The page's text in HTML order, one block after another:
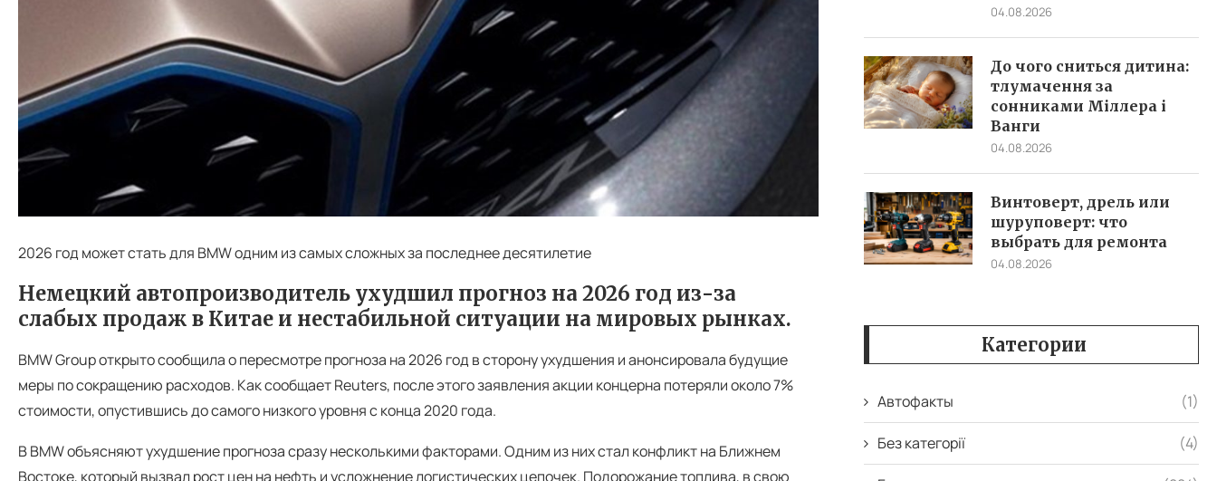
2026 год может стать для BMW одним из самых сложных за последнее десятилетие
Немецкий автопроизводитель ухудшил прогноз на 2026 год из-за
слабых продаж в Китае и нестабильной ситуации на мировых рынках.
BMW Group открыто сообщила о пересмотре прогноза на 2026 год в сторону ухудшения и анонсировала будущие
меры по сокращению расходов. Как сообщает Reuters, после этого заявления акции концерна потеряли около 7%
стоимости, опустившись до самого низкого уровня с конца 2020 года.
В BMW объясняют ухудшение прогноза сразу несколькими факторами. Одним из них стал конфликт на Ближнем
Востоке, который вызвал рост цен на нефть и усложнение логистических цепочек. Подорожание топлива, в свою
04.08.2026
До чого сниться дитина:
тлумачення за
сонниками Міллера і
Ванги
04.08.2026
Винтоверт, дрель или
шуруповерт: что
выбрать для ремонта
04.08.2026
Категории
Автофакты (1)
Без категорії (4)